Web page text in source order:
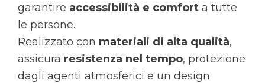
garantire accessibilità e comfort a tutte
le persone.
Realizzato con materiali di alta qualità,
assicura resistenza nel tempo, protezione
dagli agenti atmosferici e un design